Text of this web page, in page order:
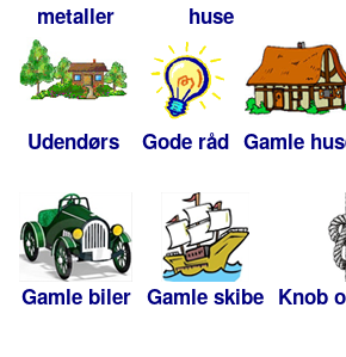
metaller
huse
Udendørs Gode råd Gamle
Gamle biler Gamle skibe Knob